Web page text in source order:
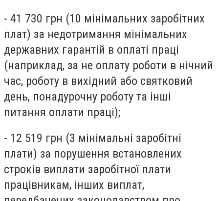
- 41 730 грн (10 мінімальних заробітних
плат) за недотримання мінімальних
державних гарантій в оплаті праці
(наприклад, за не оплату роботи в нічний
час, роботу в вихідний або святковий
день, понадурочну роботу та інші
питання оплати праці);
- 12 519 грн (3 мінімальні заробітні
плати) за порушення встановлених
строків виплати заробітної плати
працівникам, інших виплат,